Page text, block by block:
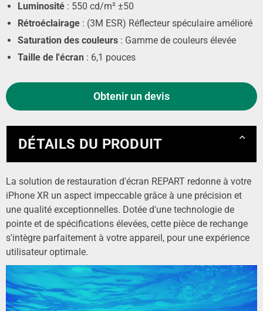
Luminosité : 550 cd/m² ±50
Rétroéclairage : (3M ESR) Réflecteur spéculaire amélioré
Saturation des couleurs : Gamme de couleurs élevée
Taille de l'écran : 6,1 pouces
Obtenir un devis
DÉTAILS DU PRODUIT
La solution de restauration d'écran REPART redonne à votre
iPhone XR un aspect impeccable grâce à une précision et
une qualité exceptionnelles. Dotée d'une technologie de
pointe et de spécifications élevées, cette pièce de rechange
s'intègre parfaitement à votre appareil, pour une expérience
utilisateur optimale.